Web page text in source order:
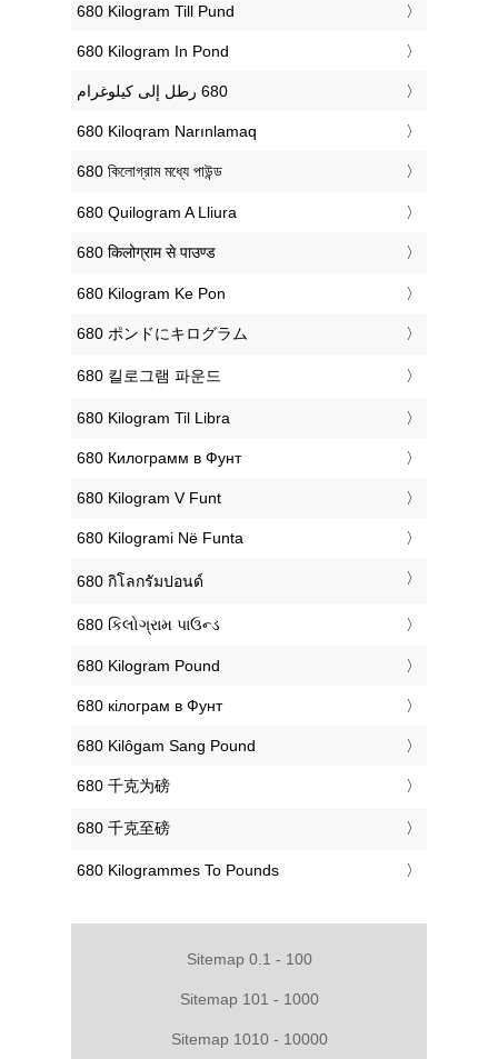
‎680 Kilogram Till Pund
‎680 Kilogram In Pond
‎680 Kiloqram Narınlamaq
‎680 কিলোগ্রাম মধ্যে পাউন্ড
‎680 Quilogram A Lliura
‎680 किलोग्राम से पाउण्ड
‎680 Kilogram Ke Pon
‎680 ポンドにキログラム
‎680 킬로그램 파운드
‎680 Kilogram Til Libra
‎680 Килограмм в Фунт
‎680 Kilogram V Funt
‎680 Kilogrami Në Funta
‎680 กิโลกรัมปอนด์
‎680 કિલોગ્રામ પાઉન્ડ
‎680 Kilogram Pound
‎680 кілограм в Фунт
‎680 Kilôgam Sang Pound
‎680 千克为磅
‎680 千克至磅
‎680 Kilogrammes To Pounds
Sitemap 0.1 - 100
Sitemap 101 - 1000
Sitemap 1010 - 10000